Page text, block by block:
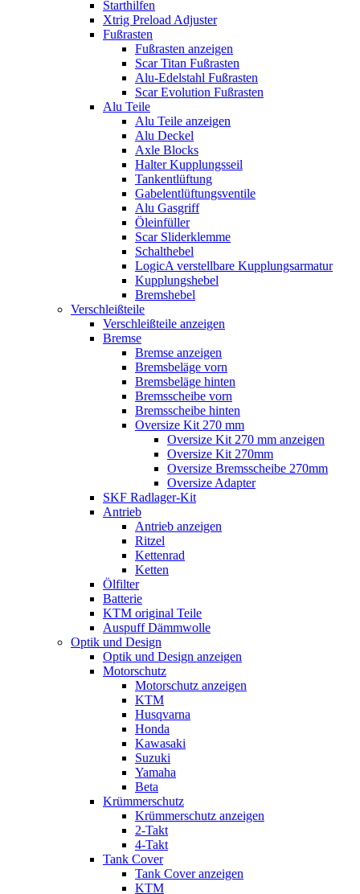
Starthilfen
Xtrig Preload Adjuster
Fußrasten
Fußrasten anzeigen
Scar Titan Fußrasten
Alu-Edelstahl Fußrasten
Scar Evolution Fußrasten
Alu Teile
Alu Teile anzeigen
Alu Deckel
Axle Blocks
Halter Kupplungsseil
Tankentlüftung
Gabelentlüftungsventile
Alu Gasgriff
Öleinfüller
Scar Sliderklemme
Schalthebel
LogicA verstellbare Kupplungsarmatur
Kupplungshebel
Bremshebel
Verschleißteile
Verschleißteile anzeigen
Bremse
Bremse anzeigen
Bremsbeläge vorn
Bremsbeläge hinten
Bremsscheibe vorn
Bremsscheibe hinten
Oversize Kit 270 mm
Oversize Kit 270 mm anzeigen
Oversize Kit 270mm
Oversize Bremsscheibe 270mm
Oversize Adapter
SKF Radlager-Kit
Antrieb
Antrieb anzeigen
Ritzel
Kettenrad
Ketten
Ölfilter
Batterie
KTM original Teile
Auspuff Dämmwolle
Optik und Design
Optik und Design anzeigen
Motorschutz
Motorschutz anzeigen
KTM
Husqvarna
Honda
Kawasaki
Suzuki
Yamaha
Beta
Krümmerschutz
Krümmerschutz anzeigen
2-Takt
4-Takt
Tank Cover
Tank Cover anzeigen
KTM